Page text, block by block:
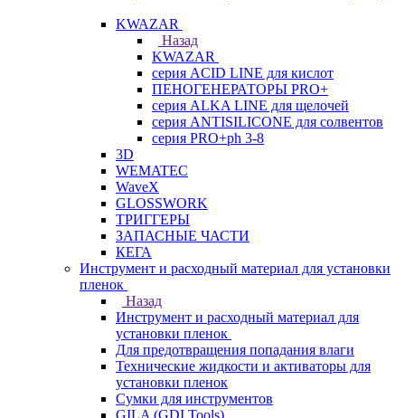
KWAZAR
Назад
KWAZAR
серия ACID LINE для кислот
ПЕНОГЕНЕРАТОРЫ PRO+
серия ALKA LINE для щелочей
серия ANTISILICONE для солвентов
серия PRO+ph 3-8
3D
WEMATEC
WaveX
GLOSSWORK
ТРИГГЕРЫ
ЗАПАСНЫЕ ЧАСТИ
КЕГА
Инструмент и расходный материал для установки
пленок
Назад
Инструмент и расходный материал для
установки пленок
Для предотвращения попадания влаги
Технические жидкости и активаторы для
установки пленок
Сумки для инструментов
GILA (GDI Tools)